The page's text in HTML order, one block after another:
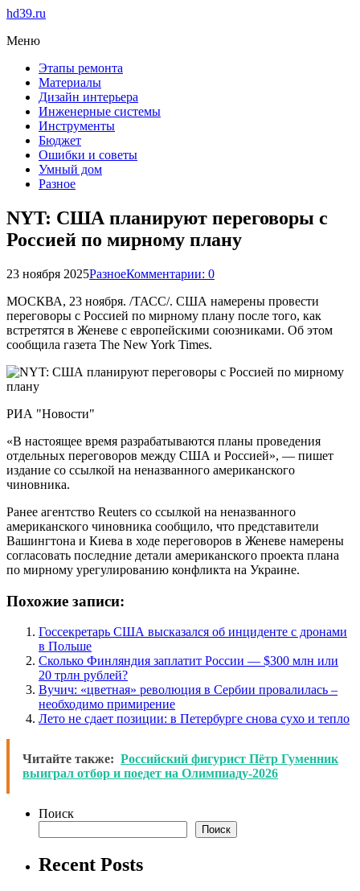
hd39.ru
Меню
Этапы ремонта
Материалы
Дизайн интерьера
Инженерные системы
Инструменты
Бюджет
Ошибки и советы
Умный дом
Разное
NYT: США планируют переговоры с
Россией по мирному плану
23 ноября 2025РазноеКомментарии: 0
МОСКВА, 23 ноября. /ТАСС/. США намерены провести
переговоры с Россией по мирному плану после того, как
встретятся в Женеве с европейскими союзниками. Об этом
сообщила газета The New York Times.
РИА "Новости"
«В настоящее время разрабатываются планы проведения
отдельных переговоров между США и Россией», — пишет
издание со ссылкой на неназванного американского
чиновника.
Ранее агентство Reuters со ссылкой на неназванного
американского чиновника сообщило, что представители
Вашингтона и Киева в ходе переговоров в Женеве намерены
согласовать последние детали американского проекта плана
по мирному урегулированию конфликта на Украине.
Похожие записи:
Госсекретарь США высказался об инциденте с дронами
в Польше
Сколько Финляндия заплатит России — $300 млн или
20 трлн рублей?
Вучич: «цветная» революция в Сербии провалилась –
необходимо примирение
Лето не сдает позиции: в Петербурге снова сухо и тепло
Читайте также: Российский фигурист Пётр Гуменник
выиграл отбор и поедет на Олимпиаду-2026
Поиск
Поиск
Recent Posts